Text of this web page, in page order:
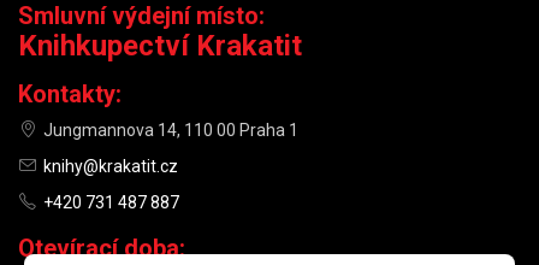
Smluvní výdejní místo:
Knihkupectví Krakatit
Kontakty:
Jungmannova 14, 110 00 Praha 1
knihy@krakatit.cz
+420 731 487 887
Otevírací doba: